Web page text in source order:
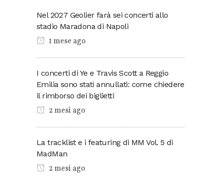
Nel 2027 Geolier farà sei concerti allo
stadio Maradona di Napoli
1 mese ago
I concerti di Ye e Travis Scott a Reggio
Emilia sono stati annullati: come chiedere
il rimborso dei biglietti
2 mesi ago
La tracklist e i featuring di MM Vol. 5 di
MadMan
2 mesi ago